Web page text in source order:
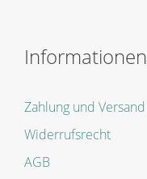
Informationen
Zahlung und Versand
Widerrufsrecht
AGB